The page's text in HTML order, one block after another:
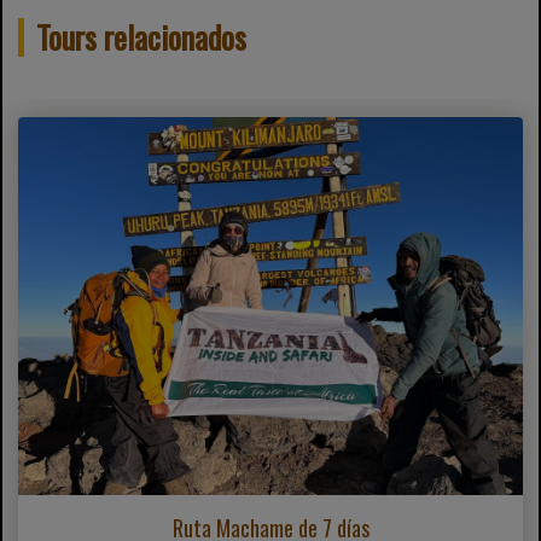
Tours relacionados
Ruta Machame de 7 días